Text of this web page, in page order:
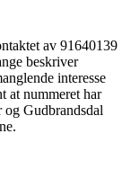
av 91640139
beskriver
interesse
at nummeret har
og Gudbrandsdal